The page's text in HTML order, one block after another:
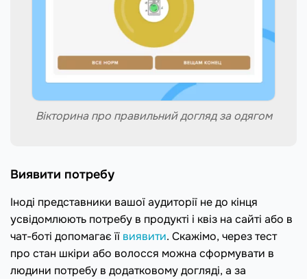
Вікторина про правильний догляд за одягом
Виявити потребу
Іноді представники вашої аудиторії не до кінця
усвідомлюють потребу в продукті і квіз на сайті або в
чат-боті допомагає її виявити. Скажімо, через тест
про стан шкіри або волосся можна сформувати в
людини потребу в додатковому догляді, а за